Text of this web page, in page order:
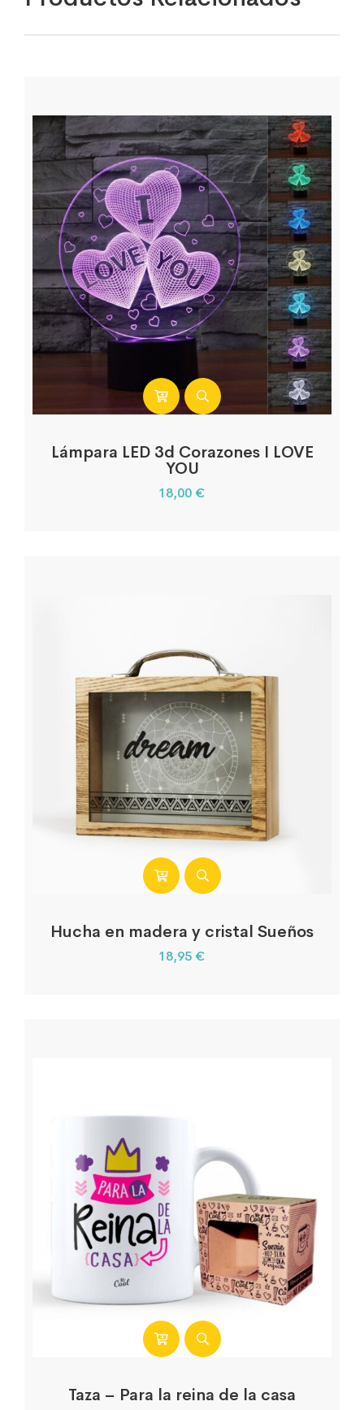
Lámpara LED 3d Corazones I LOVE
YOU
18,00 €
Hucha en madera y cristal Sueños
18,95 €
Taza – Para la reina de la casa